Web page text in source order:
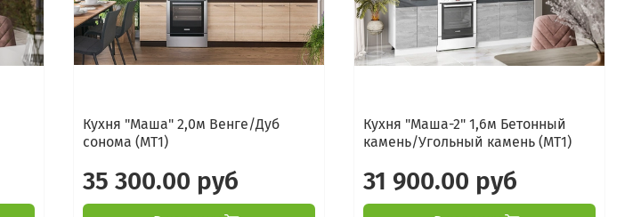
Кухня "Маша" 2,0м Венге/Дуб
сонома (МТ1)
35 300.00 руб
Кухня "Маша-2" 1,6м Бетонный
камень/Угольный камень (МТ1)
31 900.00 руб